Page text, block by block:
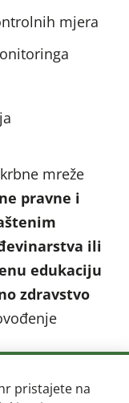
mjera
mreže
pravne i
ili
edukaciju
zdravstvo
pristajete na